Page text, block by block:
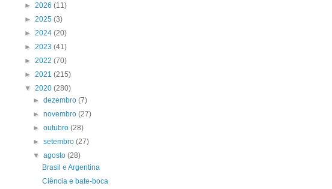
► 2026 (11)
► 2025 (3)
► 2024 (20)
► 2023 (41)
► 2022 (70)
► 2021 (215)
▼ 2020 (280)
►dezembro(7)
►novembro(27)
►outubro(28)
►setembro(27)
▼agosto(28)
Brasil e Argentina
Ciência e bate-boca